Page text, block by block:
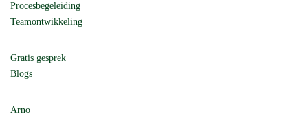
Procesbegeleiding
Teamontwikkeling
Gratis gesprek
Blogs
Arno